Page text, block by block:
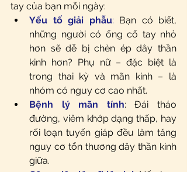
tay của bạn mỗi ngày:
Yếu tố giải phẫu: Bạn có biết,
những người có ống cổ tay nhỏ
hơn sẽ dễ bị chèn ép dây thần
kinh hơn? Phụ nữ – đặc biệt là
trong thai kỳ và mãn kinh – là
nhóm có nguy cơ cao nhất.
Bệnh lý mãn tính: Đái tháo
đường, viêm khớp dạng thấp, hay
rối loạn tuyến giáp đều làm tăng
nguy cơ tổn thương dây thần kinh
giữa.